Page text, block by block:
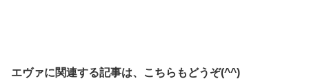
エヴァに関連する記事は、こちらもどうぞ(^^)